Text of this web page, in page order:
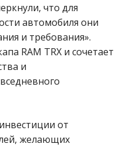
что для
автомобиля они
и требования».
RAM TRX и сочетает
и
от
желающих